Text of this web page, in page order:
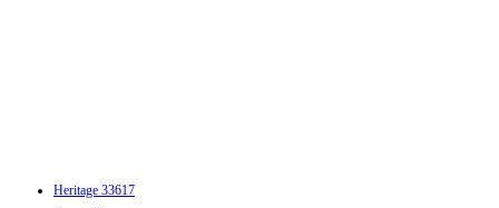
Heritage 33617